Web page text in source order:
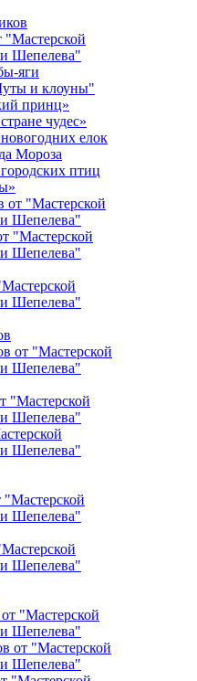
"Мастерской
Шепелева"
яги
и клоуны"
принц»
чудес»
елок
Мороза
птиц
от "Мастерской
Шепелева"
"Мастерской
Шепелева"
Шепелева"
от "Мастерской
Шепелева"
"Мастерской
Шепелева"
Шепелева"
"Мастерской
Шепелева"
Шепелева"
"Мастерской
Шепелева"
от "Мастерской
Шепелева"